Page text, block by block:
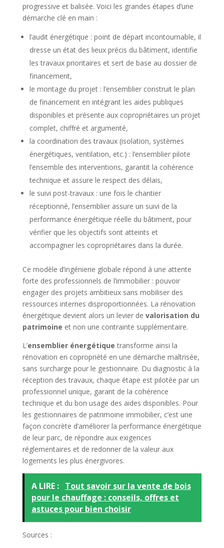
progressive et balisée. Voici les grandes étapes d’une
démarche clé en main :
l’audit énergétique : point de départ incontournable, il
dresse un état des lieux précis du bâtiment, identifie
les travaux prioritaires et sert de base au dossier de
financement,
le montage du projet : l’ensemblier construit le plan
de financement en intégrant les aides publiques
disponibles et présente aux copropriétaires un projet
complet, chiffré et argumenté,
la coordination des travaux (isolation, systèmes
énergétiques, ventilation, etc.) : l’ensemblier pilote
l’ensemble des interventions, garantit la cohérence
technique et assure le respect des délais,
le suivi post-travaux : une fois le chantier
réceptionné, l’ensemblier assure un suivi de la
performance énergétique réelle du bâtiment, pour
vérifier que les objectifs sont atteints et
accompagner les copropriétaires dans la durée.
Ce modèle d’ingénierie globale répond à une attente
forte des professionnels de l’immobilier : pouvoir
engager des projets ambitieux sans mobiliser des
ressources internes disproportionnées. La rénovation
énergétique devient alors un levier de valorisation du
patrimoine et non une contrainte supplémentaire.
L’ensemblier énergétique transforme ainsi la
rénovation en copropriété en une démarche maîtrisée,
sans surcharge pour le gestionnaire. Du diagnostic à la
réception des travaux, chaque étape est pilotée par un
professionnel unique, garant de la cohérence
technique et du bon usage des aides disponibles. Pour
les gestionnaires de patrimoine immobilier, c’est une
façon concrète d’améliorer la performance énergétique
de leur parc, de répondre aux exigences
réglementaires et de redonner de la valeur aux
logements les plus énergivores.
A LIRE : Tout savoir sur la vente de bois
pour le chauffage : conseils, offres et
astuces pour bien choisir
Sources :